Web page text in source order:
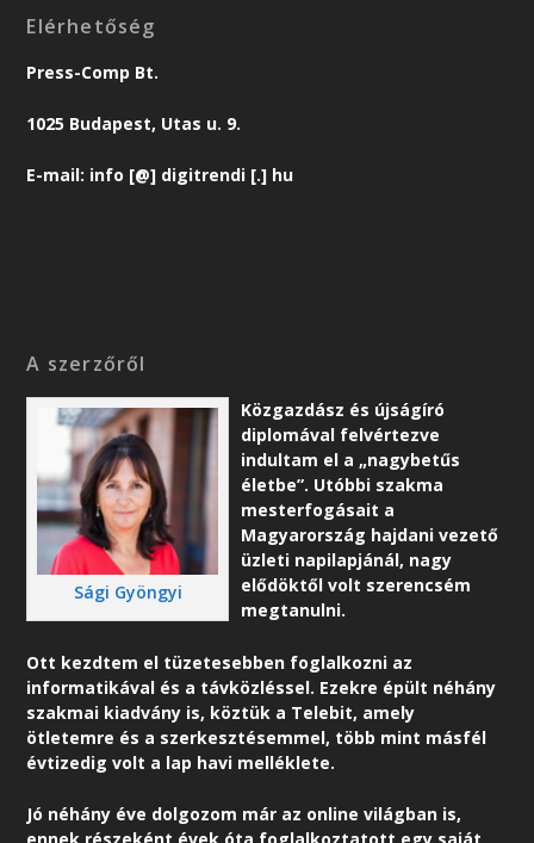
Elérhetőség
Press-Comp Bt.
1025 Budapest, Utas u. 9.
E-mail: info [@] digitrendi [.] hu
A szerzőről
Sági Gyöngyi
Közgazdász és újságíró
diplomával felvértezve
indultam el a „nagybetűs
életbe”. Utóbbi szakma
mesterfogásait a
Magyarország hajdani vezető
üzleti napilapjánál, nagy
elődöktől volt szerencsém
megtanulni.
Ott kezdtem el tüzetesebben foglalkozni az
informatikával és a távközléssel. Ezekre épült néhány
szakmai kiadvány is, köztük a Telebit, amely
ötletemre és a szerkesztésemmel, több mint másfél
évtizedig volt a lap havi melléklete.
Jó néhány éve dolgozom már az online világban is,